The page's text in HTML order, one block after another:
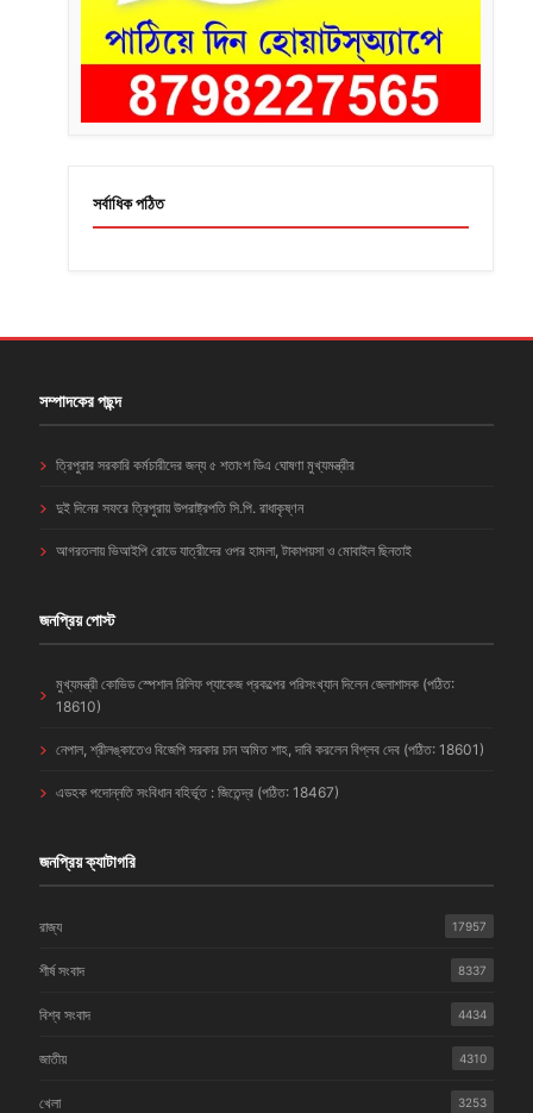
সর্বাধিক পঠিত
সম্পাদকের পছন্দ
ত্রিপুরার সরকারি কর্মচারীদের জন্য ৫ শতাংশ ডিএ ঘোষণা মুখ্যমন্ত্রীর
দুই দিনের সফরে ত্রিপুরায় উপরাষ্ট্রপতি সি.পি. রাধাকৃষ্ণন
আগরতলায় ভিআইপি রোডে যাত্রীদের ওপর হামলা, টাকাপয়সা ও মোবাইল ছিনতাই
জনপ্রিয় পোস্ট
মুখ্যমন্ত্রী কোভিড স্পেশাল রিলিফ প্যাকেজ প্রকল্পের পরিসংখ্যান দিলেন জেলাশাসক (পঠিত:
18610)
নেপাল, শ্রীলঙ্কাতেও বিজেপি সরকার চান অমিত শাহ, দাবি করলেন বিপ্লব দেব (পঠিত: 18601)
এডহক পদোন্নতি সংবিধান বহির্ভূত : জিতেন্দ্র (পঠিত: 18467)
জনপ্রিয় ক্যাটাগরি
রাজ্য 17957
শীর্ষ সংবাদ 8337
বিশ্ব সংবাদ 4434
জাতীয় 4310
খেলা 3253